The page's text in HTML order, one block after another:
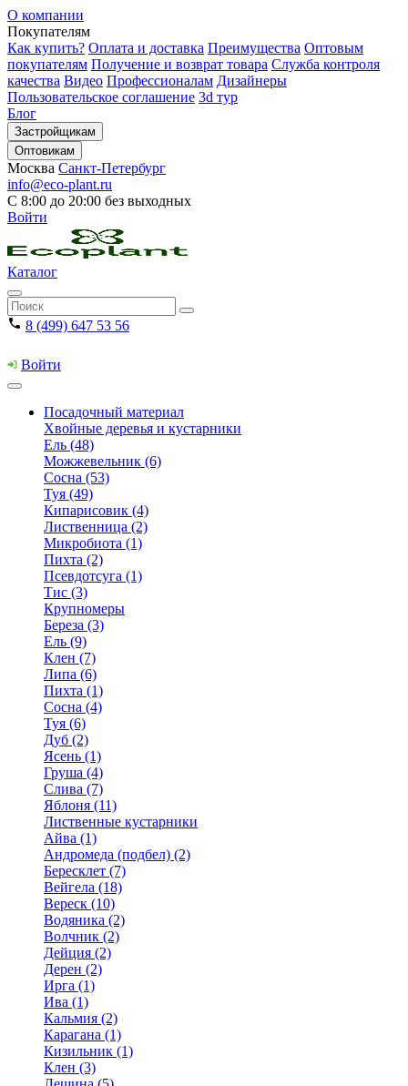
О компании
Покупателям
Как купить? Оплата и доставка Преимущества Оптовым
покупателям Получение и возврат товара Служба контроля
качества Видео Профессионалам Дизайнеры
Пользовательское соглашение 3d тур
Блог
Застройщикам
Оптовикам
Москва Санкт-Петербург
info@eco-plant.ru
С 8:00 до 20:00 без выходных
Войти
Каталог
8 (499) 647 53 56
Войти
Посадочный материал
Хвойные деревья и кустарники
Ель (48)
Можжевельник (6)
Сосна (53)
Туя (49)
Кипарисовик (4)
Лиственница (2)
Микробиота (1)
Пихта (2)
Псевдотсуга (1)
Тис (3)
Крупномеры
Береза (3)
Ель (9)
Клен (7)
Липа (6)
Пихта (1)
Сосна (4)
Туя (6)
Дуб (2)
Ясень (1)
Груша (4)
Слива (7)
Яблоня (11)
Лиственные кустарники
Айва (1)
Андромеда (подбел) (2)
Бересклет (7)
Вейгела (18)
Вереск (10)
Водяника (2)
Волчник (2)
Дейция (2)
Дерен (2)
Ирга (1)
Ива (1)
Кальмия (2)
Карагана (1)
Кизильник (1)
Клен (3)